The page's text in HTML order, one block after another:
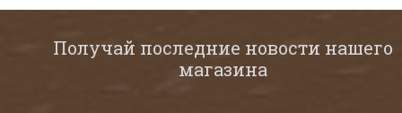
Получай последние новости нашего
магазина